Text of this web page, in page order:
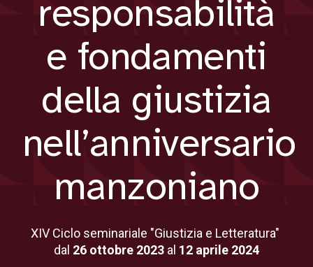
responsabilità
e fondamenti
della giustizia
nell’anniversario
manzoniano
XIV Ciclo seminariale "Giustizia e Letteratura"
dal 26 ottobre 2023 al 12 aprile 2024